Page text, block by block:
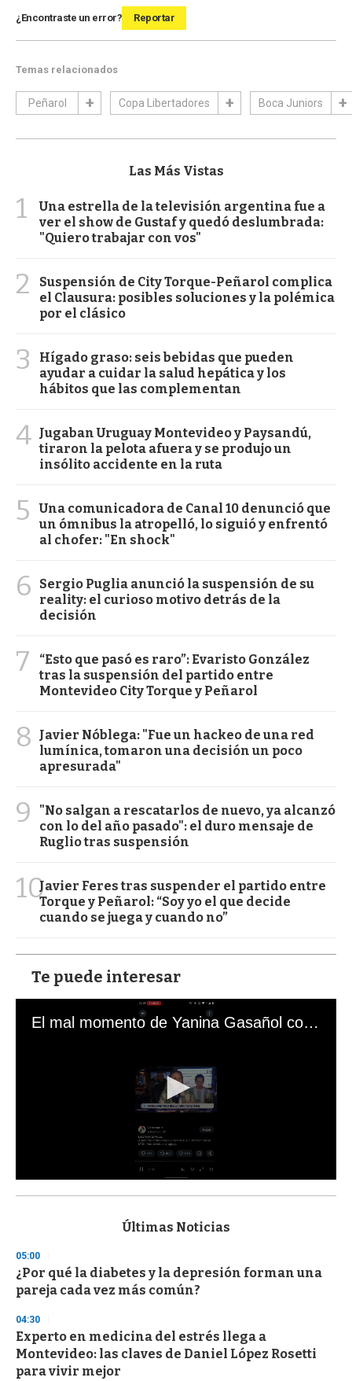
¿Encontraste un error? Reportar
Temas relacionados
Peñarol Copa Libertadores Boca Juniors
Las Más Vistas
1
Una estrella de la televisión argentina fue a
ver el show de Gustaf y quedó deslumbrada:
"Quiero trabajar con vos"
2
Suspensión de City Torque-Peñarol complica
el Clausura: posibles soluciones y la polémica
por el clásico
3
Hígado graso: seis bebidas que pueden
ayudar a cuidar la salud hepática y los
hábitos que las complementan
4 Jugaban Uruguay Montevideo y Paysandú,
tiraron la pelota afuera y se produjo un
insólito accidente en la ruta
5
Una comunicadora de Canal 10 denunció que
un ómnibus la atropelló, lo siguió y enfrentó
al chofer: "En shock"
6
Sergio Puglia anunció la suspensión de su
reality: el curioso motivo detrás de la
decisión
7
“Esto que pasó es raro”: Evaristo González
tras la suspensión del partido entre
Montevideo City Torque y Peñarol
8
Javier Nóblega: "Fue un hackeo de una red
lumínica, tomaron una decisión un poco
apresurada"
9
"No salgan a rescatarlos de nuevo, ya alcanzó
con lo del año pasado": el duro mensaje de
Ruglio tras suspensión
10Javier Feres tras suspender el partido entre
Torque y Peñarol: “Soy yo el que decide
cuando se juega y cuando no”
Te puede interesar
El mal momento de Yanina Gasañol con un hincha argentino en "Subrayado"
s
d
s
o
f
3
s
e
c
o
Últimas Noticias
05:00
¿Por qué la diabetes y la depresión forman una
pareja cada vez más común?
04:30
Experto en medicina del estrés llega a
Montevideo: las claves de Daniel López Rosetti
para vivir mejor